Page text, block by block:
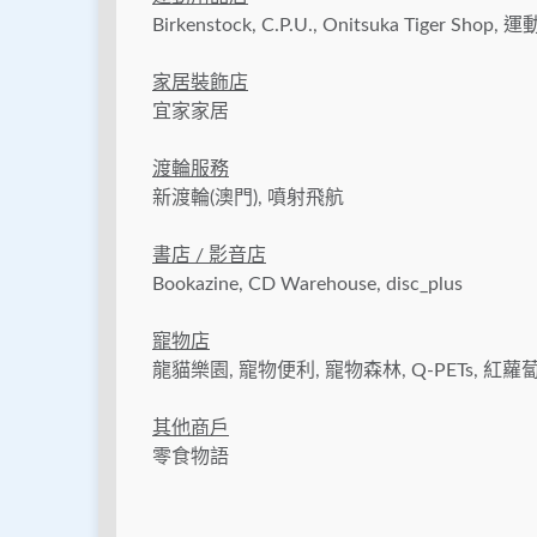
Birkenstock, C.P.U., Onitsuka Tiger Shop, 運
家居裝飾店
宜家家居
渡輪服務
新渡輪(澳門), 噴射飛航
書店 / 影音店
Bookazine, CD Warehouse, disc_plus
寵物店
龍貓樂園, 寵物便利, 寵物森林, Q-PETs, 紅蘿
其他商戶
零食物語